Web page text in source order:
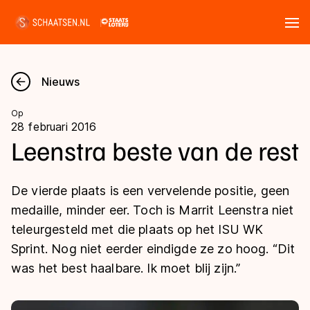
Nieuws
Kalender
Marathon
Langebaan
Shorttrack
Uitslagen
Langebaan
Marathon
Tijden & historie
Ranglijsten Langebaan
Nieuws
Op
28 februari 2016
Leenstra beste van de rest
De vierde plaats is een vervelende positie, geen
medaille, minder eer. Toch is Marrit Leenstra niet
teleurgesteld met die plaats op het ISU WK
Sprint. Nog niet eerder eindigde ze zo hoog. “Dit
was het best haalbare. Ik moet blij zijn.”